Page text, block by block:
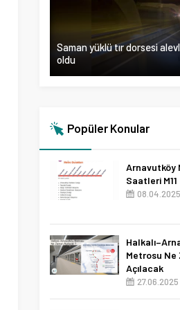
Saman yüklü tır dorsesi
oldu
Popüler Konular
Arnavutköy
Saatleri M11
08.04.2025
Metrosu Ne
Açılacak
27.06.2025